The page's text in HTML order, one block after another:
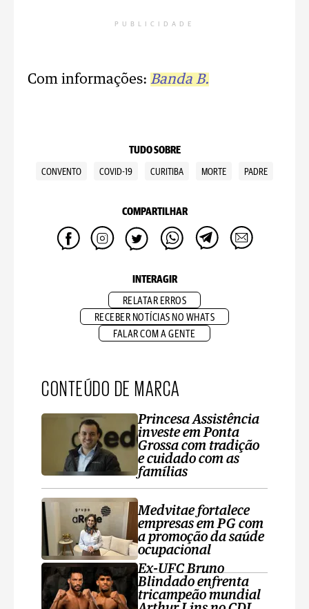
PUBLICIDADE
Com informações: Banda B.
TUDO SOBRE
CONVENTO COVID-19 CURITIBA MORTE PADRE
COMPARTILHAR
INTERAGIR
RELATAR ERROS
RECEBER NOTÍCIAS NO WHATS
FALAR COM A GENTE
CONTEÚDO DE MARCA
Princesa Assistência
investe em Ponta
Grossa com tradição
e cuidado com as
famílias
Medvitae fortalece
empresas em PG com
a promoção da saúde
ocupacional
Ex-UFC Bruno
Blindado enfrenta
tricampeão mundial